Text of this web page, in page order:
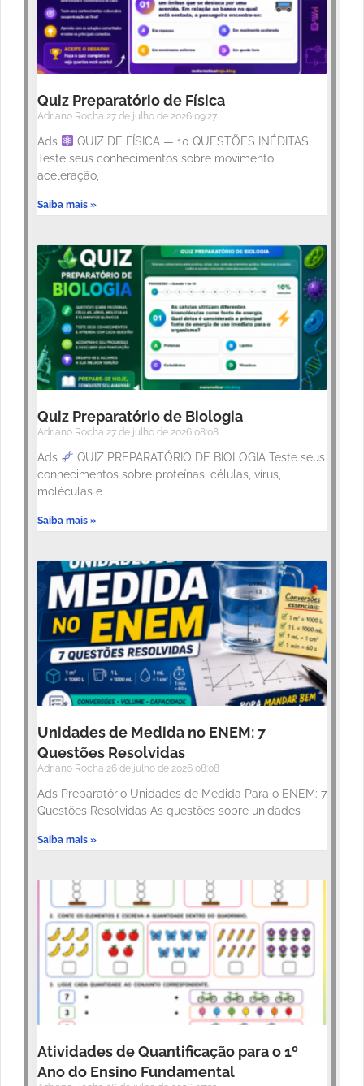
Quiz Preparatório de Física
Adriano Rocha 27 de julho de 2026 09:27
Ads
QUIZ DE FÍSICA — 10 QUESTÕES INÉDITAS
Teste seus conhecimentos sobre movimento,
aceleração,
Saiba mais »
Quiz Preparatório de Biologia
Adriano Rocha 27 de julho de 2026 08:08
Ads
QUIZ PREPARATÓRIO DE BIOLOGIA Teste seus
conhecimentos sobre proteínas, células, vírus,
moléculas e
Saiba mais »
Unidades de Medida no ENEM: 7
Questões Resolvidas
Adriano Rocha 26 de julho de 2026 08:08
Ads Preparatório Unidades de Medida Para o ENEM: 7
Questões Resolvidas As questões sobre unidades
Saiba mais »
Atividades de Quantificação para o 1º
Ano do Ensino Fundamental